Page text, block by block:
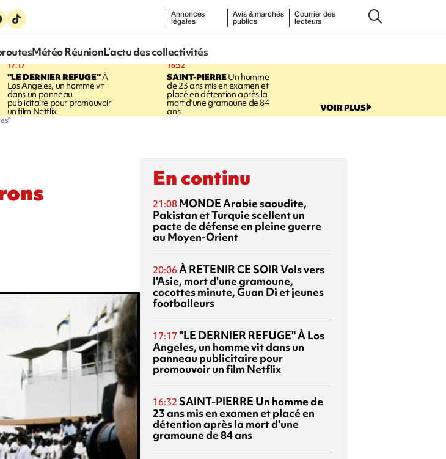
Annonces
légales
Avis & marchés
publics
Courrier des
lecteurs
Météo RéunionL’actu des collectivités
17:17
"LE DERNIER REFUGE"À
Los Angeles, un homme vit
dans un panneau
publicitaire pour promouvoir
un film Netflix
16:32
SAINT-PIERREUn homme
de 23 ans mis en examen et
placé en détention après la
mort d'une gramoune de 84
ans VOIR PLUS
En continu
21:08 MONDEArabie saoudite,
Pakistan et Turquie scellent un
pacte de défense en pleine guerre
au Moyen-Orient
20:06À RETENIR CE SOIRVols vers
l'Asie, mort d'une gramoune,
cocottes minute, Guan Di et jeunes
footballeurs
17:17 "LE DERNIER REFUGE"À Los
Angeles, un homme vit dans un
panneau publicitaire pour
promouvoir un film Netflix
16:32 SAINT-PIERRE Un homme de
23 ans mis en examen et placé en
détention après la mort d'une
gramoune de 84 ans